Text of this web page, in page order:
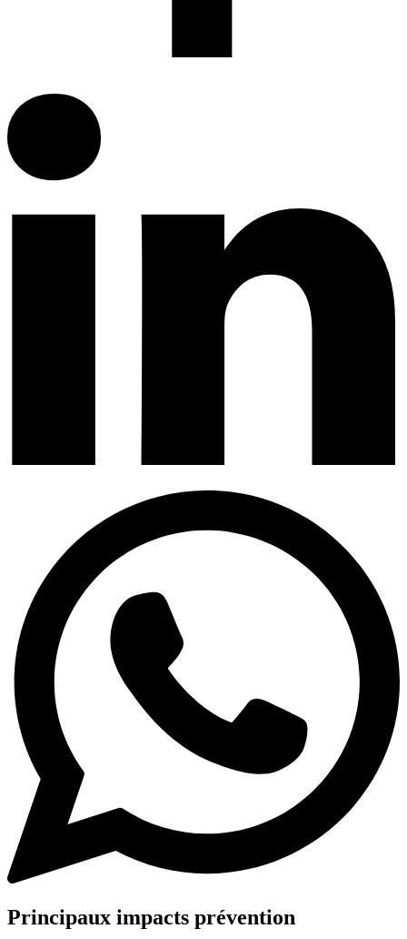
Principaux impacts prévention